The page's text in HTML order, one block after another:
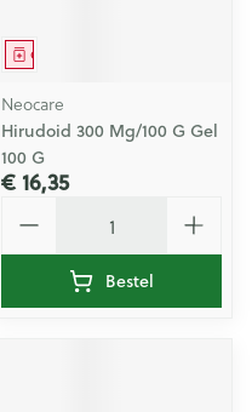
Geneesmiddel
Neocare
Hirudoid 300 Mg/100 G Gel
100 G
€ 16,35
Bestel